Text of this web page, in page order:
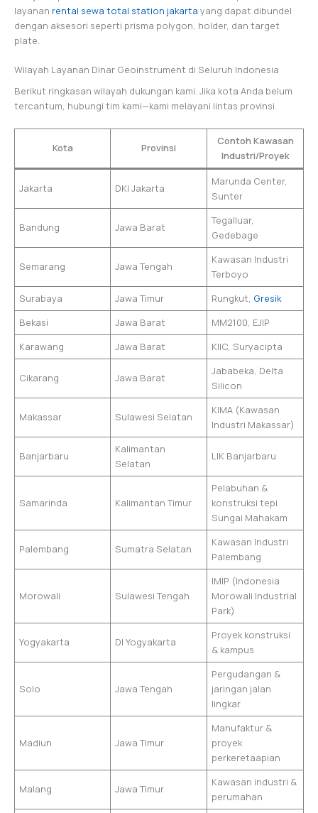
layanan rental sewa total station jakarta yang dapat dibundel
dengan aksesori seperti prisma polygon, holder, dan target
plate.
Wilayah Layanan Dinar Geoinstrument di Seluruh Indonesia
Berikut ringkasan wilayah dukungan kami. Jika kota Anda belum
tercantum, hubungi tim kami—kami melayani lintas provinsi.
Kota Provinsi
Contoh Kawasan
Industri/Proyek
Jakarta DKI Jakarta
Marunda Center,
Sunter
Bandung Jawa Barat
Tegalluar,
Gedebage
Semarang Jawa Tengah
Kawasan Industri
Terboyo
Surabaya
Jawa Timur Rungkut, Gresik
Bekasi
Jawa Barat
MM2100, EJIP
Karawang
Jawa Barat KIIC, Suryacipta
Cikarang Jawa Barat
Jababeka, Delta
Silicon
Makassar Sulawesi Selatan
KIMA (Kawasan
Industri Makassar)
Banjarbaru
Kalimantan
Selatan
LIK Banjarbaru
Samarinda Kalimantan Timur
Pelabuhan &
konstruksi tepi
Sungai Mahakam
Palembang Sumatra Selatan
Kawasan Industri
Palembang
Morowali Sulawesi Tengah
IMIP (Indonesia
Morowali Industrial
Park)
Yogyakarta DI Yogyakarta
Proyek konstruksi
& kampus
Solo Jawa Tengah
Pergudangan &
jaringan jalan
lingkar
Madiun Jawa Timur
Manufaktur &
proyek
perkeretaapian
Malang Jawa Timur
Kawasan industri &
perumahan